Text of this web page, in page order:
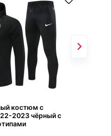
костюм с
2023 чёрный с